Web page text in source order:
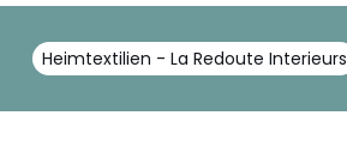
Heimtextilien - La Redoute Interieurs